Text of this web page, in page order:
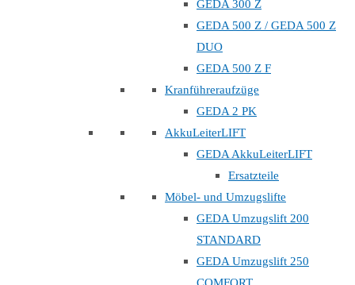
GEDA 300 Z
GEDA 500 Z / GEDA 500 Z
DUO
GEDA 500 Z F
Kranführeraufzüge
GEDA 2 PK
AkkuLeiterLIFT
GEDA AkkuLeiterLIFT
Ersatzteile
Möbel- und Umzugslifte
GEDA Umzugslift 200
STANDARD
GEDA Umzugslift 250